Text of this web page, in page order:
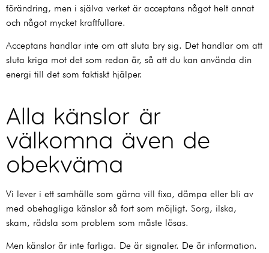
förändring, men i själva verket är acceptans något helt annat
och något mycket kraftfullare.
Acceptans handlar inte om att sluta bry sig. Det handlar om att
sluta kriga mot det som redan är, så att du kan använda din
energi till det som faktiskt hjälper.
Alla känslor är
välkomna även de
obekväma
Vi lever i ett samhälle som gärna vill fixa, dämpa eller bli av
med obehagliga känslor så fort som möjligt. Sorg, ilska,
skam, rädsla som problem som måste lösas.
Men känslor är inte farliga. De är signaler. De är information.